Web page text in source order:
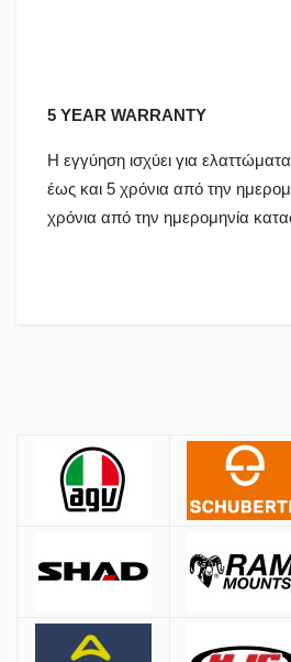
5 YEAR WARRANTY
Η εγγύηση ισχύει για
έως και 5 χρόνια από την
χρόνια από την ημερομηνία
ΚΡΑΝΗ
Αποστολές
Όλες οι αποστολές πραγματοποιούνται
Αθήνα:2.90€
Αντικαταβολή: +
1.50€